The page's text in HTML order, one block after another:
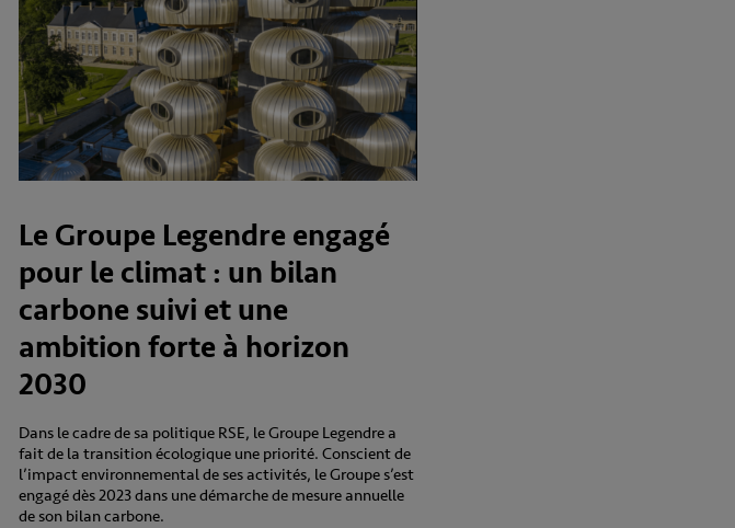
Le Groupe Legendre engagé
pour le climat : un bilan
carbone suivi et une
ambition forte à horizon
2030
Dans le cadre de sa politique RSE, le Groupe Legendre a
fait de la transition écologique une priorité. Conscient de
l’impact environnemental de ses activités, le Groupe s’est
engagé dès 2023 dans une démarche de mesure annuelle
de son bilan carbone.